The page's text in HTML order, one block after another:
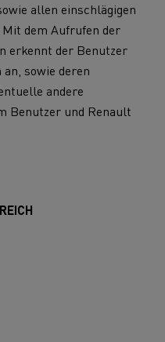
allen einschlägigen
dem Aufrufen der
erkennt der Benutzer
sowie deren
andere
Benutzer und Renault